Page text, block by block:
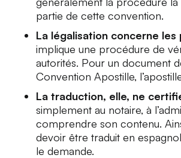
partie de cette convention.
La légalisation concerne les
implique une procédure de
autorités. Pour un document
Convention Apostille,
La traduction, elle, ne
simplement au notaire, à
comprendre son contenu.
devoir être traduit en
le demande.